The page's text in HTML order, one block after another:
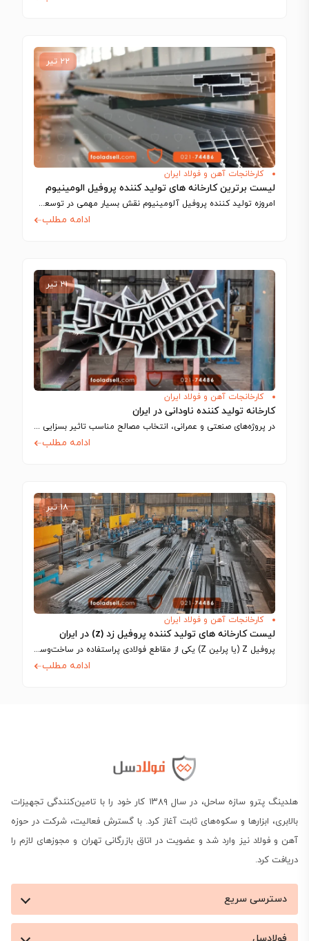
۲۲ تیر
کارخانجات آهن و فولاد ایران
لیست برترین کارخانه های تولید کننده پروفیل الومینیوم
امروزه تولید کننده پروفیل آلومینیوم نقش بسیار مهمی در توسعه صنعتی و عمرانی کشور…
ادامه مطلب
۲۱ تیر
کارخانجات آهن و فولاد ایران
کارخانه‌ تولید کننده ناودانی در ایران
در پروژه‌های صنعتی و عمرانی، انتخاب مصالح مناسب تاثیر بسزایی در کیفیت، عملکرد، ایمنی…
ادامه مطلب
۱۸ تیر
کارخانجات آهن و فولاد ایران
لیست کارخانه های تولید کننده پروفیل زد (z) در ایران
پروفیل Z (یا پرلین Z) یکی از مقاطع فولادی پراستفاده در ساخت‌وساز سوله‌ها و…
ادامه مطلب
هلدینگ پترو سازه ساحل، در سال ۱۳۸۹ کار خود را با تامین‌کنندگی تجهیزات
بالابری، ابزارها و سکوه‌های ثابت آغاز کرد. با گسترش فعالیت، شرکت در حوزه
آهن و فولاد نیز وارد شد و عضویت در اتاق بازرگانی تهران و مجوزهای لازم را
دریافت کرد.
دسترسی سریع
فولادسل